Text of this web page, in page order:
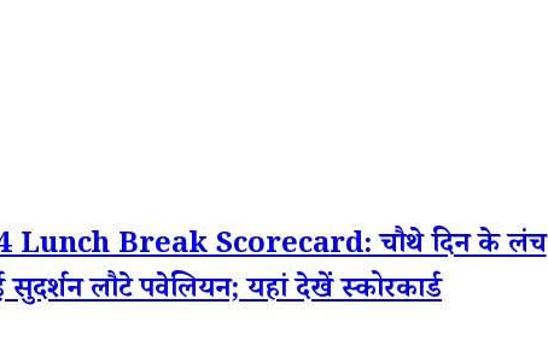
Break Scorecard: चौथे दिन के लंच
लौटे पवेलियन; यहां देखें स्कोरकार्ड